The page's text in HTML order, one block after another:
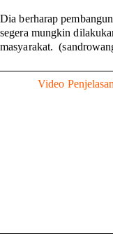
Dia berharap
segera mungkin
masyarakat.
Video